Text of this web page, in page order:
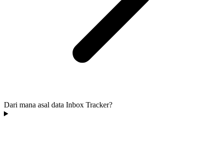
Dari mana asal data Inbox Tracker?